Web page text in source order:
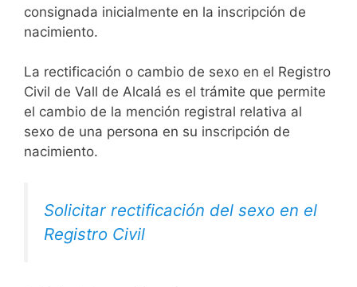
consignada inicialmente en la inscripción de
nacimiento.
La rectificación o cambio de sexo en el Registro
Civil de Vall de Alcalá es el trámite que permite
el cambio de la mención registral relativa al
sexo de una persona en su inscripción de
nacimiento.
Solicitar rectificación del sexo en el
Registro Civil